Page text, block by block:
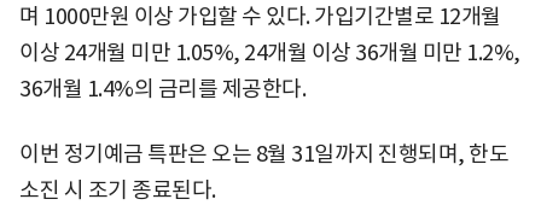
며 1000만원 이상 가입할 수 있다. 가입기간별로 12개월
이상 24개월 미만 1.05%, 24개월 이상 36개월 미만 1.2%,
36개월 1.4%의 금리를 제공한다.
이번 정기예금 특판은 오는 8월 31일까지 진행되며, 한도
소진 시 조기 종료된다.